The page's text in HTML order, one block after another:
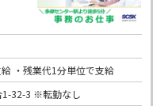
・残業代1分単位で支給
1-32-3 ※転勤なし